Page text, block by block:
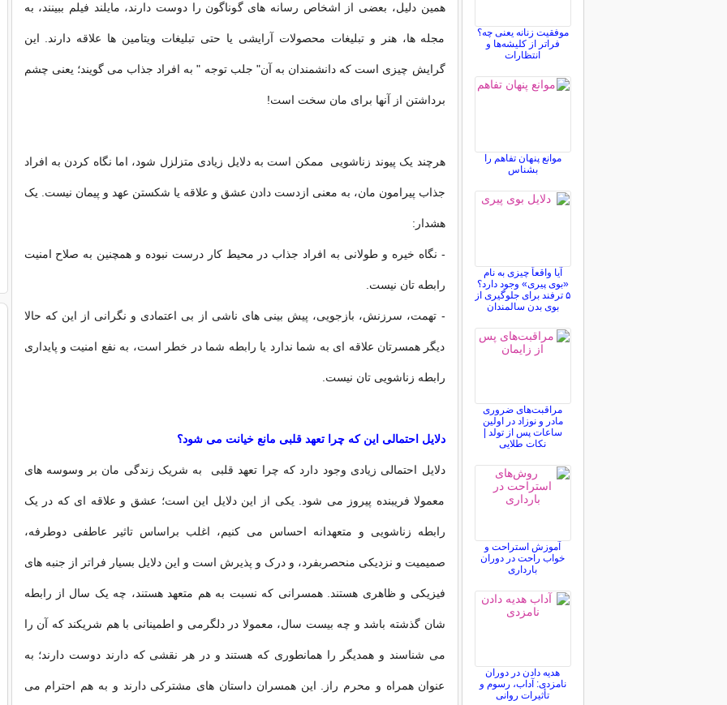
همین دلیل، بعضی از اشخاص رسانه های گوناگون را دوست دارند، مایلند فیلم ببینند، به
مجله ها، هنر و تبلیغات محصولات آرایشی یا حتی تبلیغات ویتامین ها علاقه دارند. این
گرایش چیزی است که دانشمندان به آن" جلب توجه " به افراد جذاب می گویند؛ یعنی چشم
برداشتن از آنها برای مان سخت است!
هرچند یک پیوند زناشویی ممکن است به دلایل زیادی متزلزل شود، اما نگاه کردن به افراد
جذاب پیرامون مان، به معنی ازدست دادن عشق و علاقه یا شکستن عهد و پیمان نیست. یک
هشدار:
- نگاه خیره و طولانی به افراد جذاب در محیط کار درست نبوده و همچنین به صلاح امنیت
رابطه تان نیست.
- تهمت، سرزنش، بازجویی، پیش بینی های ناشی از بی اعتمادی و نگرانی از این که حالا
دیگر همسرتان علاقه ای به شما ندارد یا رابطه شما در خطر است، به نفع امنیت و پایداری
رابطه زناشویی تان نیست.
دلایل احتمالی این که چرا تعهد قلبی مانع خیانت می شود؟
دلایل احتمالی زیادی وجود دارد که چرا تعهد قلبی به شریک زندگی مان بر وسوسه های
معمولا فریبنده پیروز می شود. یکی از این دلایل این است؛ عشق و علاقه ای که در یک
رابطه زناشویی و متعهدانه احساس می کنیم، اغلب براساس تاثیر عاطفی دوطرفه،
صمیمیت و نزدیکی منحصربفرد، و درک و پذیرش است و این دلایل بسیار فراتر از جنبه های
فیزیکی و ظاهری هستند. همسرانی که نسبت به هم متعهد هستند، چه یک سال از رابطه
شان گذشته باشد و چه بیست سال، معمولا در دلگرمی و اطمینانی با هم شریکند که آن را
می شناسند و همدیگر را همانطوری که هستند و در هر نقشی که دارند دوست دارند؛ به
عنوان همراه و محرم راز. این همسران داستان های مشترکی دارند و به هم احترام می
موفقیت زنانه یعنی چه؟
فراتر از کلیشه‌ها و
انتظارات
موانع پنهان تفاهم را
بشناس
آیا واقعاً چیزی به نام
«بوی پیری» وجود دارد؟
۵ ترفند برای جلوگیری از
بوی بدن سالمندان
مراقبت‌های ضروری
مادر و نوزاد در اولین
ساعات پس از تولد |
نکات طلایی
آموزش استراحت و
خواب راحت در دوران
بارداری
هدیه دادن در دوران
نامزدی: آداب، رسوم و
تأثیرات روانی